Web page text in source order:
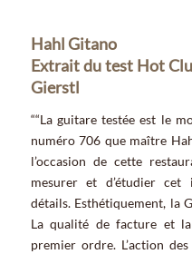
Hahl Gitano
Extrait du test Hot
Gierstl
““La guitare testée est le
numéro 706 que maître
l’occasion de cette
mesurer et d’étudier cet
détails. Esthétiquement, la
La qualité de facture et
premier ordre. L’action